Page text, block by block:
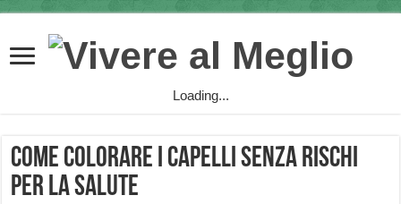
Loading...
Come colorare i capelli senza rischi
per la salute